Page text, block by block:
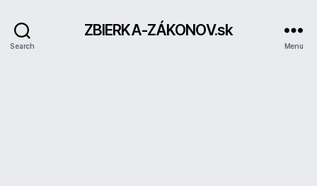
Search
ZBIERKA-ZÁKONOV.sk
Menu